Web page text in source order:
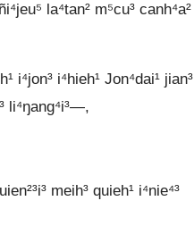
la⁴tan² m⁵cu³ canh⁴a²
i⁴jon³ i⁴hieh¹ Jon⁴dai¹ jian³
li⁴ŋang⁴i³―,
meih³ quieh¹ i⁴nie⁴³